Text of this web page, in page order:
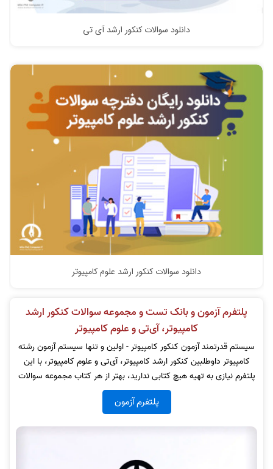
دانلود سوالات کنکور ارشد آی تی
دانلود سوالات کنکور ارشد علوم کامپیوتر
پلتفرم آزمون و بانک تست و مجموعه سوالات کنکور ارشد
کامپیوتر، آی‌تی و علوم کامپیوتر
سیستم قدرتمند آزمون کنکور کامپیوتر - اولین و تنها سیستم آزمون رشته
کامپیوتر داوطلبین کنکور ارشد کامپیوتر، آی‌تی و علوم کامپیوتر، با این
پلتفرم نیازی به تهیه هیچ کتابی ندارید، بهتر از هر کتاب مجموعه سوالات
پلتفرم آزمون